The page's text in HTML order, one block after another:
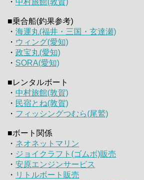
■乗合船(釣果参考)
・ 海運丸(福井・三国・玄達瀬)
・ ウィング(愛知)
・ 政宝丸(愛知)
・ SORA(愛知)
■レンタルボート
・ 中村旅館(敦賀)
・ 民宿とね(敦賀)
・ フィッシングつむら(尾鷲)
■ボート関係
・ ネオネットマリン
・ ジョイクラフト(ゴムボ)販売
・ 安原エンジンサービス
・ リトルボート販売